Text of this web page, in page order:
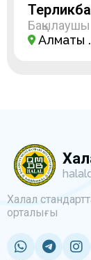
Бақылаушы
Алматы қ.
Халал
орталығы